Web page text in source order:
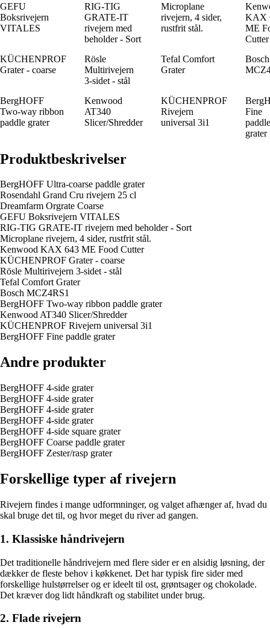
GEFU
Boksrivejern
VITALES
RIG-TIG
GRATE-IT
rivejern med
beholder - Sort
Microplane
rivejern, 4 sider,
rustfrit stål.
KAX
ME
Cutter
KÜCHENPROF
Grater - coarse
Rösle
Multirivejern
3-sidet - stål
Tefal Comfort
Grater
Bosch
BergHOFF
Two-way ribbon
paddle grater
Kenwood
AT340
Slicer/Shredder
KÜCHENPROF
Rivejern
universal 3i1
Fine
paddle
grater
Produktbeskrivelser
BergHOFF Ultra-coarse paddle grater
Rosendahl Grand Cru rivejern 25 cl
Dreamfarm Orgrate Coarse
GEFU Boksrivejern VITALES
RIG-TIG GRATE-IT rivejern med beholder - Sort
Microplane rivejern, 4 sider, rustfrit stål.
Kenwood KAX 643 ME Food Cutter
KÜCHENPROF Grater - coarse
Rösle Multirivejern 3-sidet - stål
Tefal Comfort Grater
Bosch MCZ4RS1
BergHOFF Two-way ribbon paddle grater
Kenwood AT340 Slicer/Shredder
KÜCHENPROF Rivejern universal 3i1
BergHOFF Fine paddle grater
Andre produkter
BergHOFF 4-side grater
BergHOFF 4-side grater
BergHOFF 4-side grater
BergHOFF 4-side grater
BergHOFF 4-side square grater
BergHOFF Coarse paddle grater
BergHOFF Zester/rasp grater
Forskellige typer af rivejern
Rivejern findes i mange udformninger, og valget afhænger af, hvad du
skal bruge det til, og hvor meget du river ad gangen.
1. Klassiske håndrivejern
Det traditionelle håndrivejern med flere sider er en alsidig løsning, der
dækker de fleste behov i køkkenet. Det har typisk fire sider med
forskellige hulstørrelser og er ideelt til ost, grøntsager og chokolade.
Det kræver dog lidt håndkraft og stabilitet under brug.
2. Flade rivejern